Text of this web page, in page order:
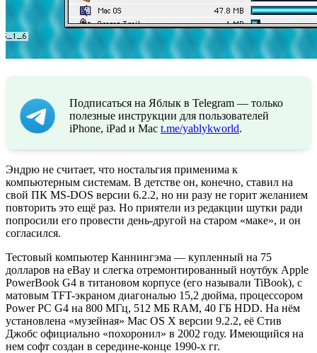
Подписаться на Яблык в Telegram — только
полезные инструкции для пользователей
iPhone, iPad и Mac t.me/yablykworld.
Эндрю не считает, что ностальгия применима к
компьютерным системам. В детстве он, конечно, ставил на
свой ПК MS-DOS версии 6.2.2, но ни разу не горит желанием
повторить это ещё раз. Но приятели из редакции шутки ради
попросили его провести день-другой на старом «маке», и он
согласился.
Тестовый компьютер Каннингэма — купленный на 75
долларов на eBay и слегка отремонтированный ноутбук Apple
PowerBook G4 в титановом корпусе (его называли TiBook), с
матовым TFT-экраном диагональю 15,2 дюйма, процессором
Power PC G4 на 800 МГц, 512 МБ RAM, 40 ГБ HDD. На нём
установлена «музейная» Mac OS X версии 9.2.2, её Стив
Джобс официально «похоронил» в 2002 году. Имеющийся на
нем софт создан в середине-конце 1990-х гг.